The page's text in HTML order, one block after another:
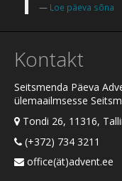
Loe päeva sõna
Kontakt
Seitsmenda Päeva
ülemaailmsesse
Tondi 26, 11316,
(+372) 734 3211
office(ät)advent.ee